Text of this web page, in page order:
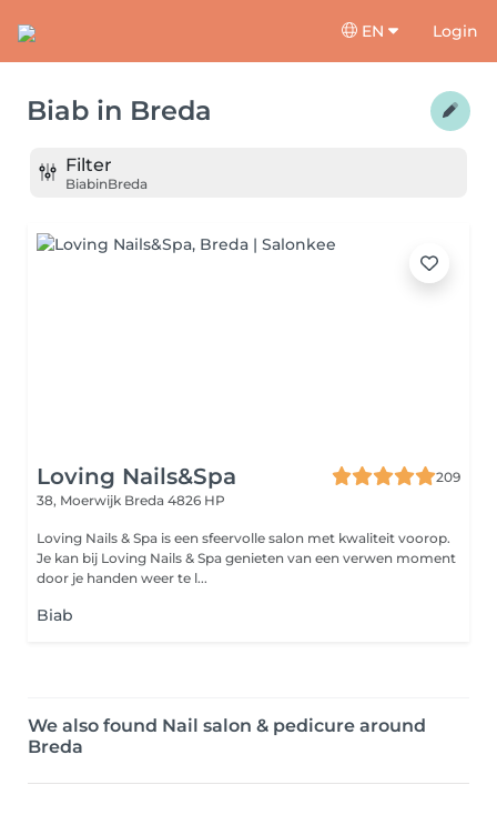
EN Login
Biab in Breda
Filter
BiabinBreda
Loving Nails&Spa
209
38, Moerwijk Breda 4826 HP
Loving Nails & Spa is een sfeervolle salon met kwaliteit voorop.
Je kan bij Loving Nails & Spa genieten van een verwen moment
door je handen weer te l...
Biab
We also found Nail salon & pedicure around
Breda